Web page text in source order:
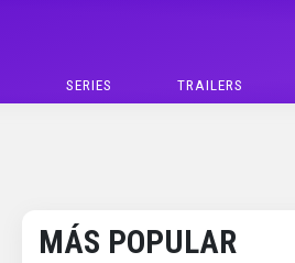
SERIES TRAILERS
MÁS POPULAR